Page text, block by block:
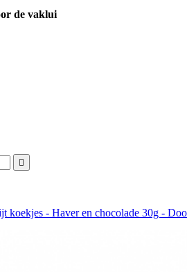
de vaklui

koekjes - Haver en chocolade 30g -